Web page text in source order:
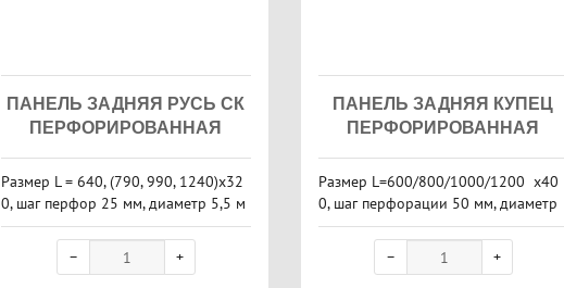
ПАНЕЛЬ ЗАДНЯЯ РУСЬ СК
ПЕРФОРИРОВАННАЯ
Размер L = 640, (790, 990, 1240)х32
0, шаг перфор 25 мм, диаметр 5,5 м
м, цвет белый
ПАНЕЛЬ ЗАДНЯЯ КУПЕЦ
ПЕРФОРИРОВАННАЯ
Размер L=600/800/1000/1200 х40
0, шаг перфорации 50 мм, диаметр
6,4 мм, цвет белый. *Стоимость указ
ана за метровую панель.